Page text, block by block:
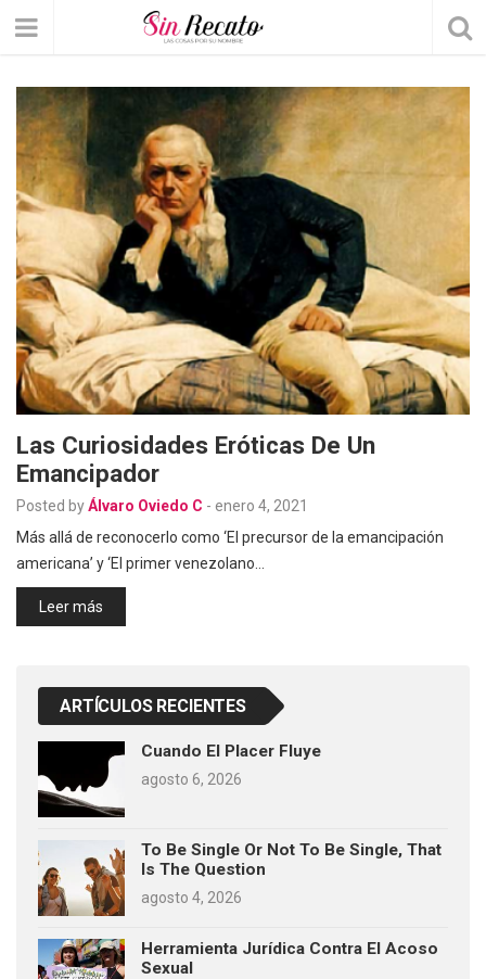
Las Curiosidades Eróticas De Un
Emancipador
Posted byÁlvaro Oviedo C - enero 4, 2021
Más allá de reconocerlo como ‘El precursor de la emancipación
americana’ y ‘El primer venezolano…
Leer más
ARTÍCULOS RECIENTES
Cuando El Placer Fluye
agosto 6, 2026
To Be Single Or Not To Be Single, That
Is The Question
agosto 4, 2026
Herramienta Jurídica Contra El Acoso
Sexual